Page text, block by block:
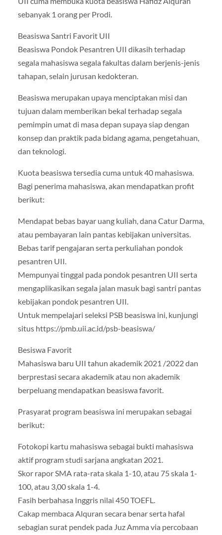
sebanyak 1 orang per Prodi.
Beasiswa Santri Favorit UII
Beasiswa Pondok Pesantren UII dikasih terhadap
segala mahasiswa segala fakultas dalam berjenis-jenis
tahapan, selain jurusan kedokteran.
Beasiswa merupakan upaya menciptakan misi dan
tujuan dalam memberikan bekal terhadap segala
pemimpin umat di masa depan supaya siap dengan
konsep dan praktik pada bidang agama, pengetahuan,
dan teknologi.
Kuota beasiswa tersedia cuma untuk 40 mahasiswa.
Bagi penerima mahasiswa, akan mendapatkan profit
berikut:
Mendapat bebas bayar uang kuliah, dana Catur Darma,
atau pembayaran lain pantas kebijakan universitas.
Bebas tarif pengajaran serta perkuliahan pondok
pesantren UII.
Mempunyai tinggal pada pondok pesantren UII serta
mengaplikasikan segala jalan masuk bagi santri pantas
kebijakan pondok pesantren UII.
Untuk mempelajari seleksi PSB beasiswa ini, kunjungi
situs https://pmb.uii.ac.id/psb-beasiswa/
Besiswa Favorit
Mahasiswa baru UII tahun akademik 2021 /2022 dan
berprestasi secara akademik atau non akademik
berpeluang mendapatkan beasiswa favorit.
Prasyarat program beasiswa ini merupakan sebagai
berikut:
Fotokopi kartu mahasiswa sebagai bukti mahasiswa
aktif program studi sarjana angkatan 2021.
Skor rapor SMA rata-rata skala 1-10, atau 75 skala 1-
100, atau 3,00 skala 1-4.
Fasih berbahasa Inggris nilai 450 TOEFL.
Cakap membaca Alquran secara benar serta hafal
sebagian surat pendek pada Juz Amma via percobaan